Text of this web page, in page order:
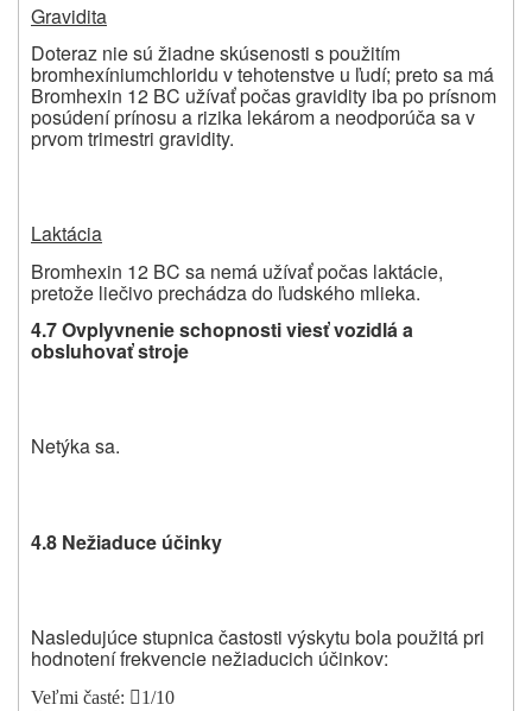
Gravidita
Doteraz nie sú žiadne skúsenosti s použitím
bromhexíniumchloridu v tehotenstve u ľudí; preto sa má
Bromhexin 12 BC užívať počas gravidity iba po prísnom
posúdení prínosu a rizika lekárom a neodporúča sa v
prvom trimestri gravidity.
Laktácia
Bromhexin 12 BC sa nemá užívať počas laktácie,
pretože liečivo prechádza do ľudského mlieka.
4.7 Ovplyvnenie schopnosti viesť vozidlá a
obsluhovať stroje
Netýka sa.
4.8 Nežiaduce účinky
Nasledujúce stupnica častosti výskytu bola použitá pri
hodnotení frekvencie nežiaducich účinkov:
Veľmi časté: 1/10